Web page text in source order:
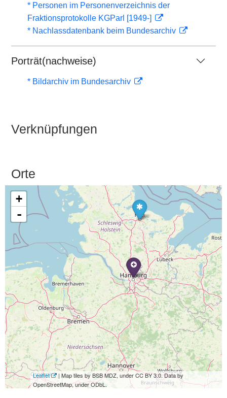
* Personen im Personenverzeichnis der
Fraktionsprotokolle KGParl [1949-]
* Nachlassdatenbank beim Bundesarchiv
Porträt(nachweise)
* Bildarchiv im Bundesarchiv
Verknüpfungen
Orte
+
-
Leaflet
| Map tiles by BSB MDZ, under CC BY 3.0. Data by
OpenStreetMap, under ODbL.